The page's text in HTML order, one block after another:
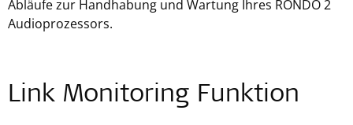
Abläufe zur Handhabung und Wartung Ihres RONDO 2
Audioprozessors.
Link Monitoring Funktion